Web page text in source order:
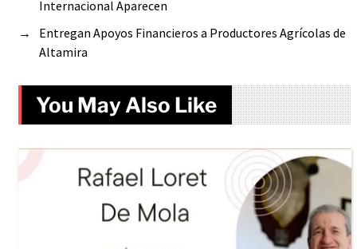
Internacional Aparecen
→
Entregan Apoyos Financieros a Productores Agrícolas de
Altamira
You May Also Like